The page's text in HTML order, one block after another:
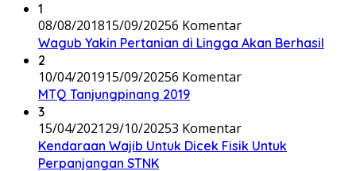
1
08/08/201815/09/20256 Komentar
Wagub Yakin Pertanian di Lingga Akan Berhasil
2
10/04/201915/09/20256 Komentar
MTQ Tanjungpinang 2019
3
15/04/202129/10/20253 Komentar
Kendaraan Wajib Untuk Dicek Fisik Untuk
Perpanjangan STNK